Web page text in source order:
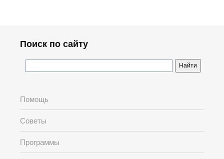
Поиск по сайту
Помощь
Советы
Программы